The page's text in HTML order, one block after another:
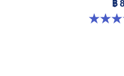
฿
4.7 จาก 5 ดาว 3 รีวิว